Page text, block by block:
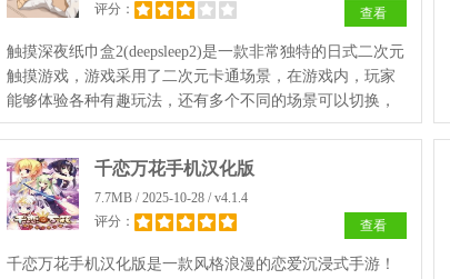
评分：
查看
触摸深夜纸巾盒2(deepsleep2)是一款非常独特的日式二次元
触摸游戏，游戏采用了二次元卡通场景，在游戏内，玩家
能够体验各种有趣玩法，还有多个不同的场景可以切换，
与角色进行互动做各种有趣的事情，没有任何的限制！
千恋万花手机汉化版
7.7MB / 2025-10-28 / v4.1.4
评分：
查看
千恋万花手机汉化版是一款风格浪漫的恋爱沉浸式手游！